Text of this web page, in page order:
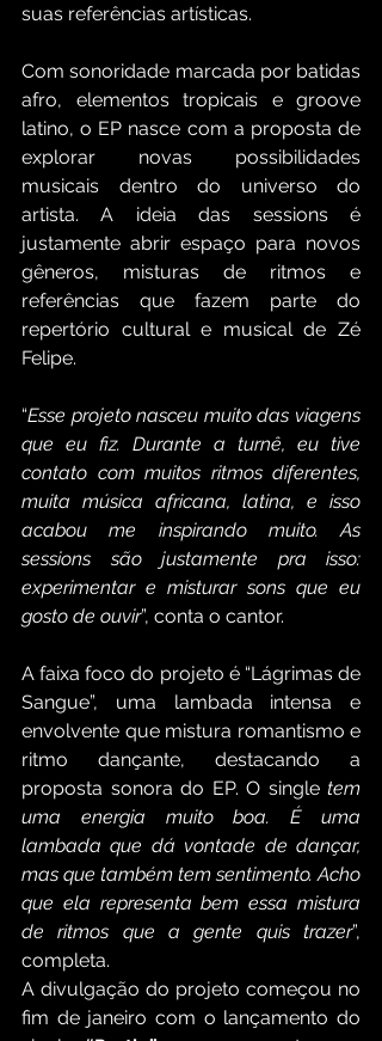
suas referências artísticas.
Com sonoridade marcada por batidas
afro, elementos tropicais e groove
latino, o EP nasce com a proposta de
explorar novas possibilidades
musicais dentro do universo do
artista. A ideia das sessions é
justamente abrir espaço para novos
gêneros, misturas de ritmos e
referências que fazem parte do
repertório cultural e musical de Zé
Felipe.
“Esse projeto nasceu muito das viagens
que eu fiz. Durante a turnê, eu tive
contato com muitos ritmos diferentes,
muita música africana, latina, e isso
acabou me inspirando muito. As
sessions são justamente pra isso:
experimentar e misturar sons que eu
gosto de ouvir”, conta o cantor.
A faixa foco do projeto é “Lágrimas de
Sangue”, uma lambada intensa e
envolvente que mistura romantismo e
ritmo dançante, destacando a
proposta sonora do EP. O single tem
uma energia muito boa. É uma
lambada que dá vontade de dançar,
mas que também tem sentimento. Acho
que ela representa bem essa mistura
de ritmos que a gente quis trazer”,
completa.
A divulgação do projeto começou no
fim de janeiro com o lançamento do